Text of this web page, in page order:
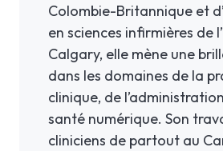
Colombie-Britannique et
en sciences infirmières de
Calgary, elle mène une
dans les domaines de la
clinique, de
santé numérique. Son
cliniciens de partout au